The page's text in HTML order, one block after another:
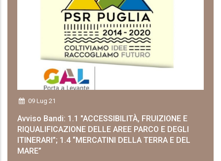
09 Lug 21
Avviso Bandi: 1.1 "ACCESSIBILITÀ, FRUIZIONE E
RIQUALIFICAZIONE DELLE AREE PARCO E DEGLI
ITINERARI”; 1.4 “MERCATINI DELLA TERRA E DEL
MARE”